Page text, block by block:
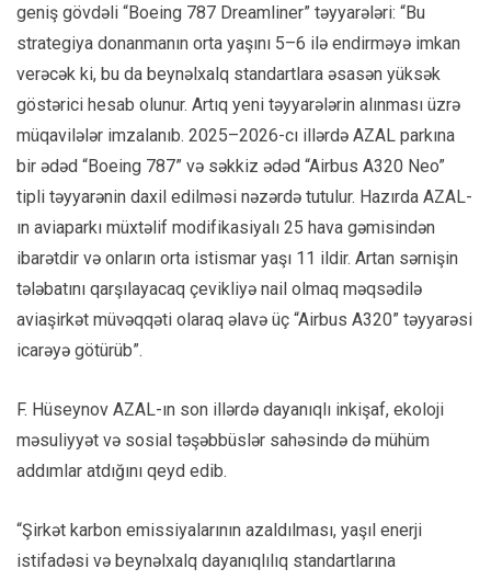
geniş gövdəli “Boeing 787 Dreamliner” təyyarələri: “Bu
strategiya donanmanın orta yaşını 5–6 ilə endirməyə imkan
verəcək ki, bu da beynəlxalq standartlara əsasən yüksək
göstərici hesab olunur. Artıq yeni təyyarələrin alınması üzrə
müqavilələr imzalanıb. 2025–2026-cı illərdə AZAL parkına
bir ədəd “Boeing 787” və səkkiz ədəd “Airbus A320 Neo”
tipli təyyarənin daxil edilməsi nəzərdə tutulur. Hazırda AZAL-
ın aviaparkı müxtəlif modifikasiyalı 25 hava gəmisindən
ibarətdir və onların orta istismar yaşı 11 ildir. Artan sərnişin
tələbatını qarşılayacaq çevikliyə nail olmaq məqsədilə
aviaşirkət müvəqqəti olaraq əlavə üç “Airbus A320” təyyarəsi
icarəyə götürüb”.
F. Hüseynov AZAL-ın son illərdə dayanıqlı inkişaf, ekoloji
məsuliyyət və sosial təşəbbüslər sahəsində də mühüm
addımlar atdığını qeyd edib.
“Şirkət karbon emissiyalarının azaldılması, yaşıl enerji
istifadəsi və beynəlxalq dayanıqlılıq standartlarına